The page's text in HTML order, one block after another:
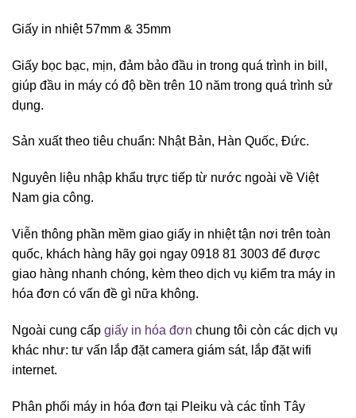
Giấy in nhiệt 57mm & 35mm
Giấy bọc bạc, mịn, đảm bảo đầu in trong quá trình in bill,
giúp đầu in máy có độ bền trên 10 năm trong quá trình sử
dụng.
Sản xuất theo tiêu chuẩn: Nhật Bản, Hàn Quốc, Đức.
Nguyên liệu nhập khẩu trực tiếp từ nước ngoài về Việt
Nam gia công.
Viễn thông phần mềm giao giấy in nhiệt tận nơi trên toàn
quốc, khách hàng hãy gọi ngay 0918 81 3003 để được
giao hàng nhanh chóng, kèm theo dịch vụ kiểm tra máy in
hóa đơn có vấn đề gì nữa không.
Ngoài cung cấp giấy in hóa đơn chung tôi còn các dịch vụ
khác như: tư vấn lắp đặt camera giám sát, lắp đặt wifi
internet.
Phân phối máy in hóa đơn tại Pleiku và các tỉnh Tây